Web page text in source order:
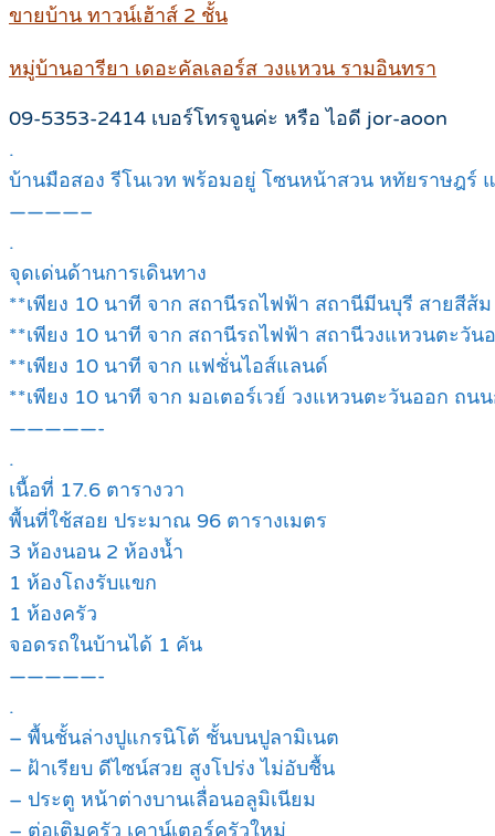
ขายบ้าน ทาวน์เฮ้าส์ 2 ชั้น
หมู่บ้านอารียา เดอะคัลเลอร์ส วงแหวน รามอินทรา
09-5353-2414 เบอร์โทรจูนค่ะ หรือ ไอดี jor-aoon
.
บ้านมือสอง รีโนเวท พร้อมอยู่ โซนหน้าสวน หทัยราษฎร์
————–
.
จุดเด่นด้านการเดินทาง
**เพียง 10 นาที จาก สถานีรถไฟฟ้า สถานีมีนบุรี สายสีส้ม
**เพียง 10 นาที จาก สถานีรถไฟฟ้า สถานีวงแหวนตะวัน
**เพียง 10 นาที จาก แฟชั่นไอส์แลนด์
**เพียง 10 นาที จาก มอเตอร์เวย์ วงแหวนตะวันออก ถน
—————-
.
เนื้อที่ 17.6 ตารางวา
พื้นที่ใช้สอย ประมาณ 96 ตารางเมตร
3 ห้องนอน 2 ห้องน้ำ
1 ห้องโถงรับแขก
1 ห้องครัว
จอดรถในบ้านได้ 1 คัน
—————-
.
– พื้นชั้นล่างปูแกรนิโต้ ชั้นบนปูลามิเนต
– ฝ้าเรียบ ดีไซน์สวย สูงโปร่ง ไม่อับชื้น
– ประตู หน้าต่างบานเลื่อนอลูมิเนียม
– ต่อเติมครัว เคาน์เตอร์ครัวใหม่